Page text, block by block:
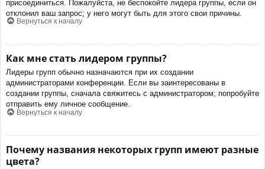
присоединиться. Пожалуйста, не беспокойте лидера группы, если он
отклонил ваш запрос; у него могут быть для этого свои причины.
Вернуться к началу
Как мне стать лидером группы?
Лидеры групп обычно назначаются при их создании
администраторами конференции. Если вы заинтересованы в
создании группы, сначала свяжитесь с администратором; попробуйте
отправить ему личное сообщение.
Вернуться к началу
Почему названия некоторых групп имеют разные
цвета?